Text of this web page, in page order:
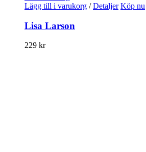
Lägg till i varukorg / Detaljer Köp nu
Lisa Larson
229 kr